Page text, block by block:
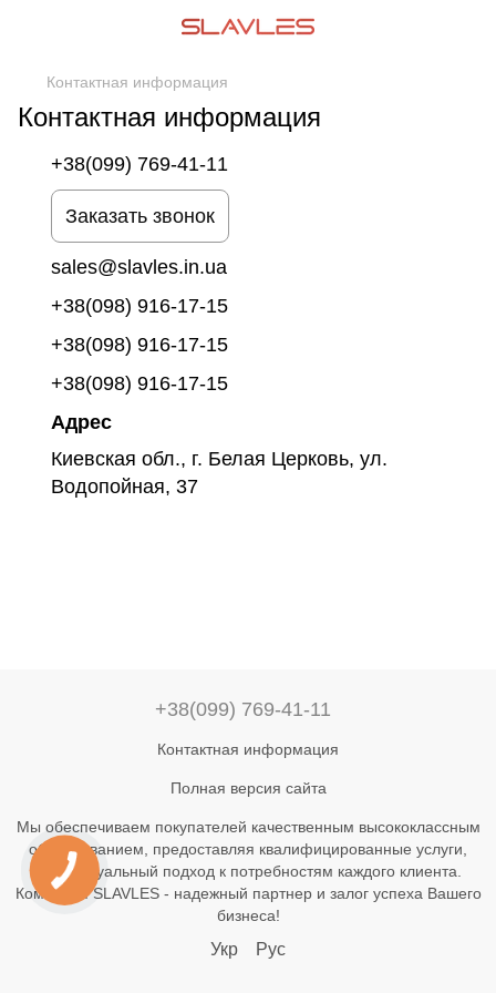
Контактная информация
Контактная информация
+38(099) 769-41-11
Заказать звонок
sales@slavles.in.ua
+38(098) 916-17-15
+38(098) 916-17-15
+38(098) 916-17-15
Адрес
Киевская обл., г. Белая Церковь, ул.
Водопойная, 37
+38(099) 769-41-11
Контактная информация
Полная версия сайта
Мы обеспечиваем покупателей качественным высококлассным
оборудованием, предоставляя квалифицированные услуги,
индивидуальный подход к потребностям каждого клиента.
Компания SLAVLES - надежный партнер и залог успеха Вашего
бизнеса!
Укр Рус